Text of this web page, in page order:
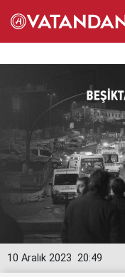
20:49
10 Aralık 2023